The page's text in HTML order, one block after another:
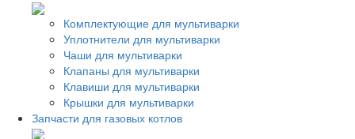
Комплектующие для мультиварки
Уплотнители для мультиварки
Чаши для мультиварки
Клапаны для мультиварки
Клавиши для мультиварки
Крышки для мультиварки
Запчасти для газовых котлов